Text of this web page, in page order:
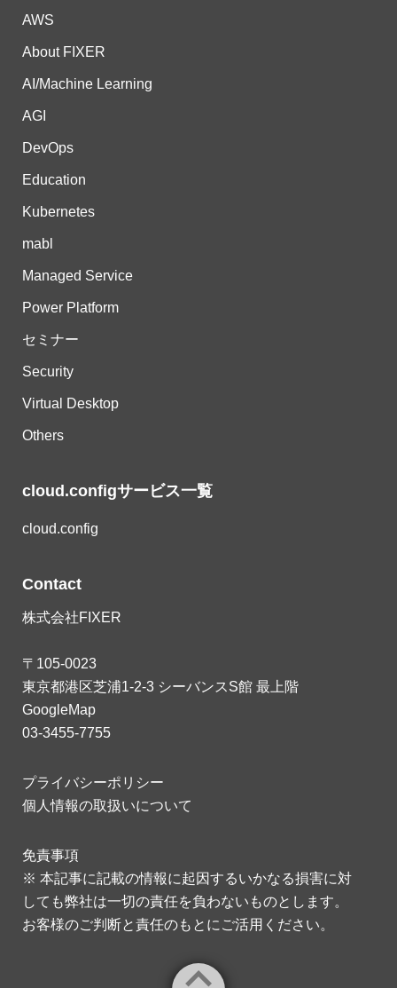
AWS
About FIXER
AI/Machine Learning
AGI
DevOps
Education
Kubernetes
mabl
Managed Service
Power Platform
セミナー
Security
Virtual Desktop
Others
cloud.configサービス一覧
cloud.config
Contact
株式会社FIXER
〒105-0023
東京都港区芝浦1-2-3 シーバンスS館 最上階
GoogleMap
03-3455-7755
プライバシーポリシー
個人情報の取扱いについて
免責事項
※ 本記事に記載の情報に起因するいかなる損害に対
しても弊社は一切の責任を負わないものとします。
お客様のご判断と責任のもとにご活用ください。